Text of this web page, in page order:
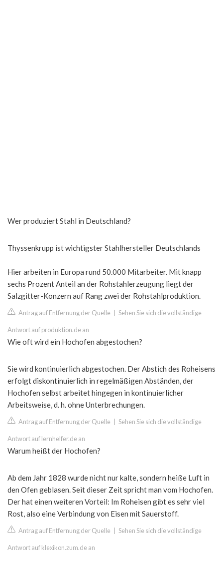
Wer produziert Stahl in Deutschland?
Thyssenkrupp ist wichtigster Stahlhersteller Deutschlands
Hier arbeiten in Europa rund 50.000 Mitarbeiter. Mit knapp
sechs Prozent Anteil an der Rohstahlerzeugung liegt der
Salzgitter-Konzern auf Rang zwei der Rohstahlproduktion.
Antrag auf Entfernung der Quelle Sehen Sie sich die vollständige
Antwort auf produktion.de an
Wie oft wird ein Hochofen abgestochen?
Sie wird kontinuierlich abgestochen. Der Abstich des Roheisens
erfolgt diskontinuierlich in regelmäßigen Abständen, der
Hochofen selbst arbeitet hingegen in kontinuierlicher
Arbeitsweise, d. h. ohne Unterbrechungen.
Antrag auf Entfernung der Quelle Sehen Sie sich die vollständige
Antwort auf lernhelfer.de an
Warum heißt der Hochofen?
Ab dem Jahr 1828 wurde nicht nur kalte, sondern heiße Luft in
den Ofen geblasen. Seit dieser Zeit spricht man vom Hochofen.
Der hat einen weiteren Vorteil: Im Roheisen gibt es sehr viel
Rost, also eine Verbindung von Eisen mit Sauerstoff.
Antrag auf Entfernung der Quelle Sehen Sie sich die vollständige
Antwort auf klexikon.zum.de an